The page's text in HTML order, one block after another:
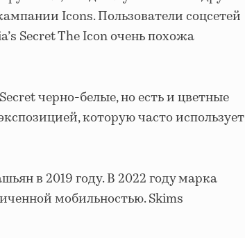
Icons. Пользователи соцсетей
Secret The Icon очень похожа
черно-белые, но есть и цветные
которую часто использует
в 2019 году. В 2022 году марка
мобильностью. Skims